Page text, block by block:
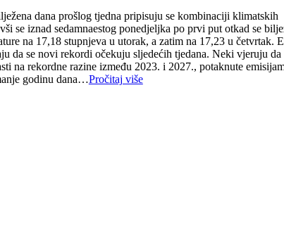
dana prošlog tjedna pripisuju se kombinaciji klimatskih
se iznad sedamnaestog ponedjeljka po prvi put otkad se
na 17,18 stupnjeva u utorak, a zatim na 17,23 u četvrtak.
da se novi rekordi očekuju sljedećih tjedana. Neki vjeruju da
na rekordne razine između 2023. i 2027., potaknute
godinu dana…Pročitaj više